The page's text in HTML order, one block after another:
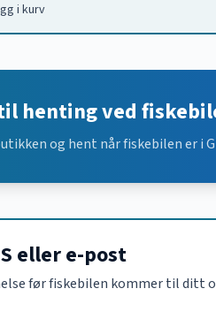
i kurv
henting ved
og hent når fiskebilen er i
eller e-post
før fiskebilen kommer til ditt